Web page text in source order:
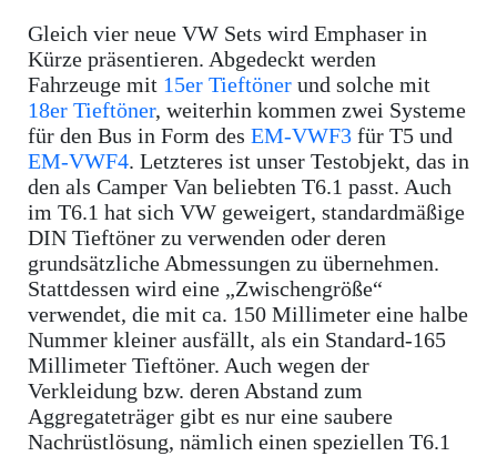
Gleich vier neue VW Sets wird Emphaser in
Kürze präsentieren. Abgedeckt werden
Fahrzeuge mit 15er Tieftöner und solche mit
18er Tieftöner, weiterhin kommen zwei Systeme
für den Bus in Form des EM-VWF3 für T5 und
EM-VWF4. Letzteres ist unser Testobjekt, das in
den als Camper Van beliebten T6.1 passt. Auch
im T6.1 hat sich VW geweigert, standardmäßige
DIN Tieftöner zu verwenden oder deren
grundsätzliche Abmessungen zu übernehmen.
Stattdessen wird eine „Zwischengröße“
verwendet, die mit ca. 150 Millimeter eine halbe
Nummer kleiner ausfällt, als ein Standard-165
Millimeter Tieftöner. Auch wegen der
Verkleidung bzw. deren Abstand zum
Aggregateträger gibt es nur eine saubere
Nachrüstlösung, nämlich einen speziellen T6.1